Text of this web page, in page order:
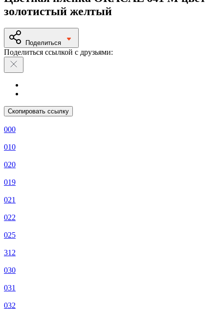
золотистый желтый
Поделиться
Поделиться ссылкой с друзьями:
Скопировать ссылку
000
010
020
019
021
022
025
312
030
031
032